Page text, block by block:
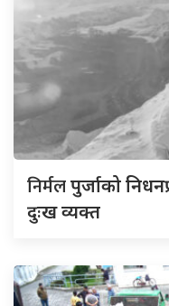
निर्मलपुर्जाको
दुःख व्यक्त